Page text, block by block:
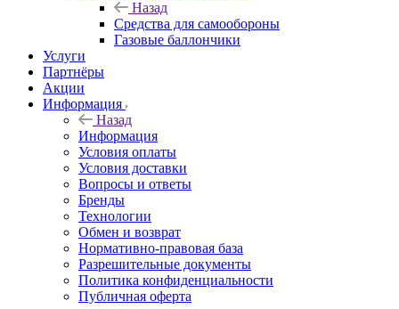
Назад
Средства для самообороны
Газовые баллончики
Услуги
Партнёры
Акции
Информация
Назад
Информация
Условия оплаты
Условия доставки
Вопросы и ответы
Бренды
Технологии
Обмен и возврат
Нормативно-правовая база
Разрешительные документы
Политика конфиденциальности
Публичная оферта